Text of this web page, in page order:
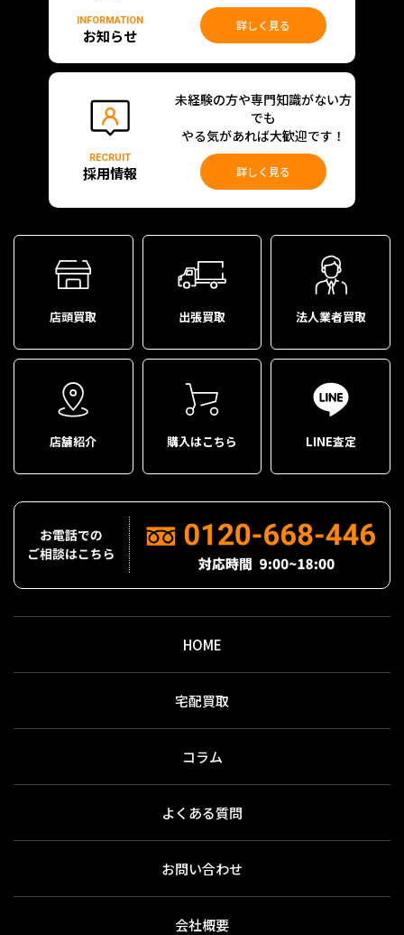
INFORMATION
お知らせ
詳しく見る
RECRUIT
採用情報
未経験の方や専門知識がない方
でも
やる気があれば大歓迎です！
詳しく見る
店頭買取 出張買取 法人業者買取
店舗紹介 購入はこちら LINE査定
HOME
宅配買取
コラム
よくある質問
お問い合わせ
会社概要